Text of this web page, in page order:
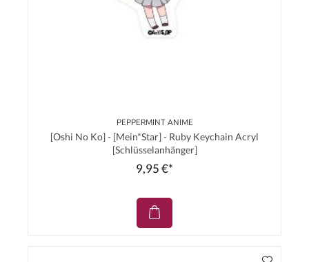
PEPPERMINT ANIME
[Oshi No Ko] - [Mein*Star] - Ruby Keychain Acryl
[Schlüsselanhänger]
9,95 €*